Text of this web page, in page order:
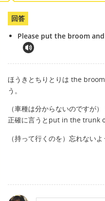
回答
Please put the broom
ほうきとちりとりは the
う。
（車種は分からないのですが
正確に言うとput in the trunk
（持って行くのを）忘れな